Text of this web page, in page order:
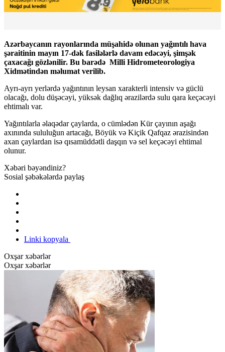
Azərbaycanın rayonlarında müşahidə olunan yağıntılı hava
şəraitinin mayın 17-dək fasilələrlə davam edəcəyi, şimşək
çaxacağı gözlənilir. Bu barədə Milli Hidrometeorologiya
Xidmətindən məlumat verilib.
Ayrı-ayrı yerlərdə yağıntının leysan xarakterli intensiv və güclü
olacağı, dolu düşəcəyi, yüksək dağlıq ərazilərdə sulu qara keçəcəyi
ehtimalı var.
Yağıntılarla əlaqədar çaylarda, o cümlədən Kür çayının aşağı
axınında sululuğun artacağı, Böyük və Kiçik Qafqaz ərazisindən
axan çaylardan isə qısamüddətli daşqın və sel keçəcəyi ehtimal
olunur.
Xəbəri bəyəndiniz?
Sosial şəbəkələrdə paylaş
Linki kopyala
Oxşar xəbərlər
Oxşar xəbərlər